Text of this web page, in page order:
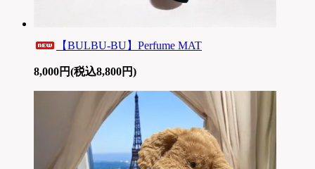
【BULBU-BU】Perfume MAT
8,000円(税込8,800円)